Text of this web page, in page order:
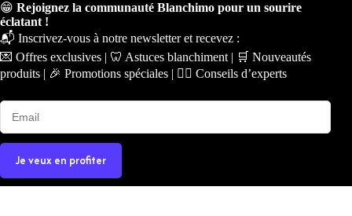
😁 Rejoignez la communauté Blanchimo pour un sourire
éclatant !
📬 Inscrivez-vous à notre newsletter et recevez :
💌 Offres exclusives | 🦷 Astuces blanchiment | 🛒 Nouveautés
produits | 🎉 Promotions spéciales | 🧑‍⚕️ Conseils d’experts
Je veux en profiter